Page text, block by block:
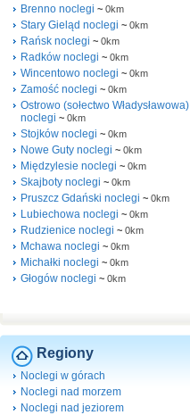
Brenno noclegi ~ 0km
Stary Gieląd noclegi ~ 0km
Rańsk noclegi ~ 0km
Radków noclegi ~ 0km
Wincentowo noclegi ~ 0km
Zamość noclegi ~ 0km
Ostrowo (sołectwo Władysławowa)
noclegi ~ 0km
Stojków noclegi ~ 0km
Nowe Guty noclegi ~ 0km
Międzylesie noclegi ~ 0km
Skajboty noclegi ~ 0km
Pruszcz Gdański noclegi ~ 0km
Lubiechowa noclegi ~ 0km
Rudzienice noclegi ~ 0km
Mchawa noclegi ~ 0km
Michałki noclegi ~ 0km
Głogów noclegi ~ 0km
Regiony
Noclegi w górach
Noclegi nad morzem
Noclegi nad jeziorem